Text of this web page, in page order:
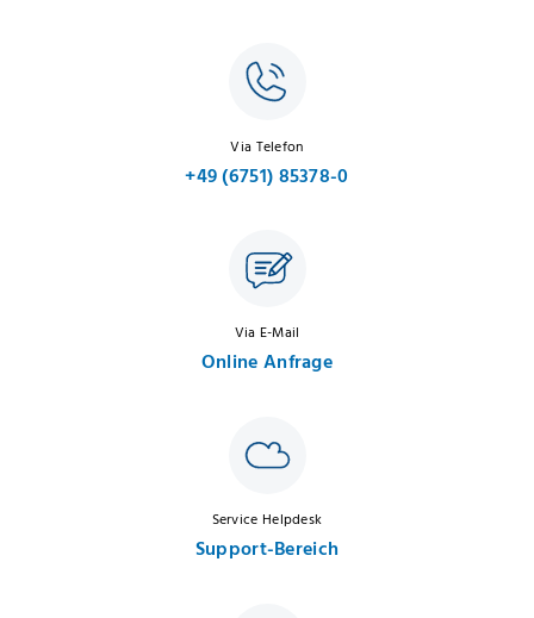
Via Telefon
+49 (6751) 85378-0
Via E-Mail
Online Anfrage
Service Helpdesk
Support-Bereich